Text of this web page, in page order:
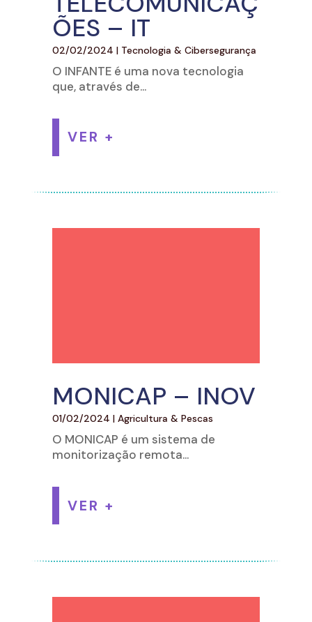
ÕES – IT
02/02/2024 | Tecnologia & Cibersegurança
O INFANTE é uma nova tecnologia
que, através de...
VER +
MONICAP – INOV
01/02/2024 | Agricultura & Pescas
O MONICAP é um sistema de
monitorização remota...
VER +